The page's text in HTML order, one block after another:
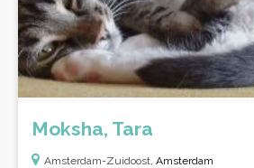
Moksha, Tara
Amsterdam-Zuidoost, Amsterdam